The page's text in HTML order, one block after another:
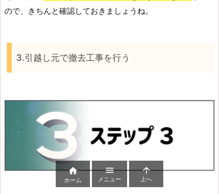
ので、きちんと確認しておきましょうね。
3.引越し元で撤去工事を行う

ホーム

メニュー

上へ